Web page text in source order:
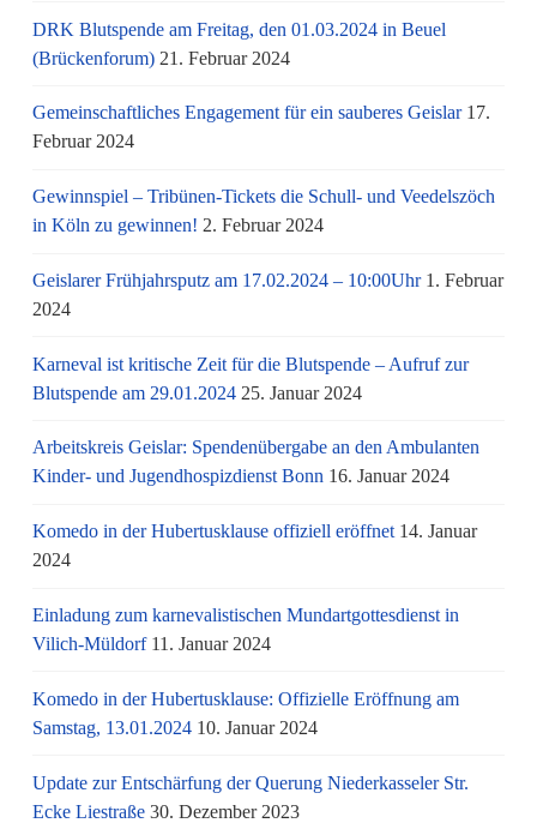
DRK Blutspende am Freitag, den 01.03.2024 in Beuel
(Brückenforum) 21. Februar 2024
Gemeinschaftliches Engagement für ein sauberes Geislar 17.
Februar 2024
Gewinnspiel – Tribünen-Tickets die Schull- und Veedelszöch
in Köln zu gewinnen! 2. Februar 2024
Geislarer Frühjahrsputz am 17.02.2024 – 10:00Uhr 1. Februar
2024
Karneval ist kritische Zeit für die Blutspende – Aufruf zur
Blutspende am 29.01.2024 25. Januar 2024
Arbeitskreis Geislar: Spendenübergabe an den Ambulanten
Kinder- und Jugendhospizdienst Bonn 16. Januar 2024
Komedo in der Hubertusklause offiziell eröffnet 14. Januar
2024
Einladung zum karnevalistischen Mundartgottesdienst in
Vilich-Müldorf 11. Januar 2024
Komedo in der Hubertusklause: Offizielle Eröffnung am
Samstag, 13.01.2024 10. Januar 2024
Update zur Entschärfung der Querung Niederkasseler Str.
Ecke Liestraße 30. Dezember 2023